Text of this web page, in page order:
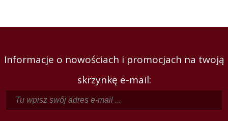
Informacje o nowościach i promocjach na twoją
skrzynkę e-mail: